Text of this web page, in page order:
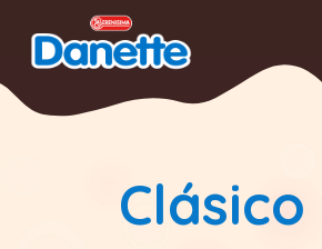
contenido
Clásico